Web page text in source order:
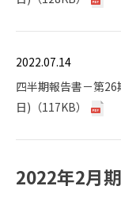
2022.07.14
四半期報告書－第
日)（117KB）
2022年2月期